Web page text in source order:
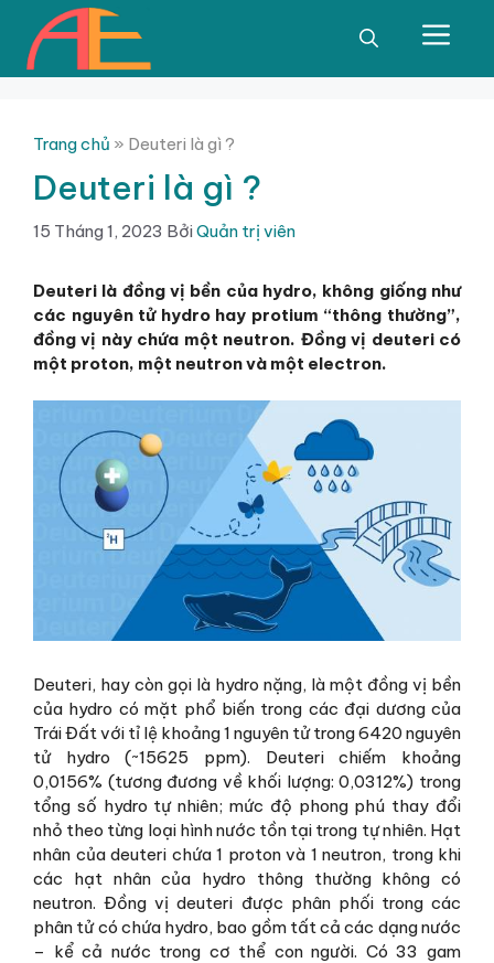
Chuyển
dung
Trang chủ » Deuteri là gì ?
Deuteri là gì ?
15 Tháng 1, 2023 BởiQuản trị viên
Deuteri là đồng vị bền của hydro, không giống như
các nguyên tử hydro hay protium “thông thường”,
đồng vị này chứa một neutron. Đồng vị deuteri có
một proton, một neutron và một electron.
Deuteri, hay còn gọi là hydro nặng, là một đồng vị bền
của hydro có mặt phổ biến trong các đại dương của
Trái Đất với tỉ lệ khoảng 1 nguyên tử trong 6420 nguyên
tử hydro (~15625 ppm). Deuteri chiếm khoảng
0,0156% (tương đương về khối lượng: 0,0312%) trong
tổng số hydro tự nhiên; mức độ phong phú thay đổi
nhỏ theo từng loại hình nước tồn tại trong tự nhiên. Hạt
nhân của deuteri chứa 1 proton và 1 neutron, trong khi
các hạt nhân của hydro thông thường không có
neutron. Đồng vị deuteri được phân phối trong các
phân tử có chứa hydro, bao gồm tất cả các dạng nước
– kể cả nước trong cơ thể con người. Có 33 gam